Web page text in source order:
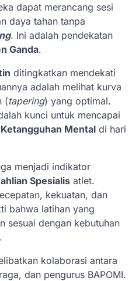
dapat merancang sesi
daya tahan tanpa
. Ini adalah pendekatan
Ganda.
ditingkatkan mendekati
adalah melihat kurva
(tapering) yang optimal.
kunci untuk mencapai
Ketangguhan Mental di hari
menjadi indikator
Spesialis atlet.
kekuatan, dan
bahwa latihan yang
sesuai dengan kebutuhan
kolaborasi antara
dan pengurus BAPOMI.